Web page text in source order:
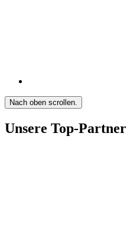
Nach oben scrollen.
Unsere Top-Partner